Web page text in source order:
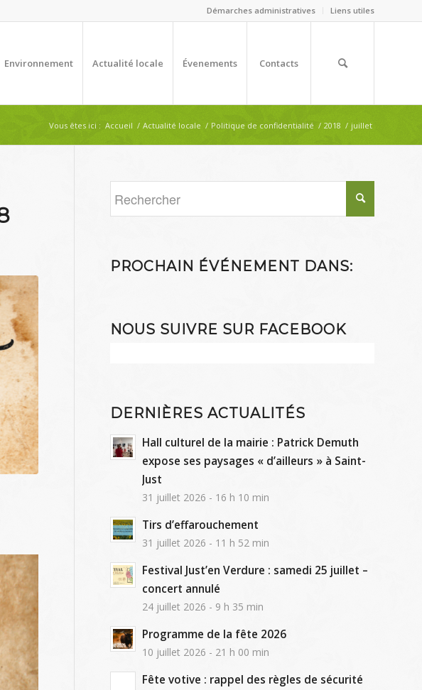
Démarches administratives Liens utiles
Environnement Actualité locale Évenements Contacts
Vous êtes ici : Accueil / Actualité locale / Politique de confidentialité / 2018 / juillet
PROCHAIN ÉVÉNEMENT DANS:
NOUS SUIVRE SUR FACEBOOK
DERNIÈRES ACTUALITÉS
Hall culturel de la mairie : Patrick Demuth
expose ses paysages « d’ailleurs » à Saint-
Just
31 juillet 2026 - 16 h 10 min
Tirs d’effarouchement
31 juillet 2026 - 11 h 52 min
Festival Just’en Verdure : samedi 25 juillet –
concert annulé
24 juillet 2026 - 9 h 35 min
Programme de la fête 2026
10 juillet 2026 - 21 h 00 min
Fête votive : rappel des règles de sécurité